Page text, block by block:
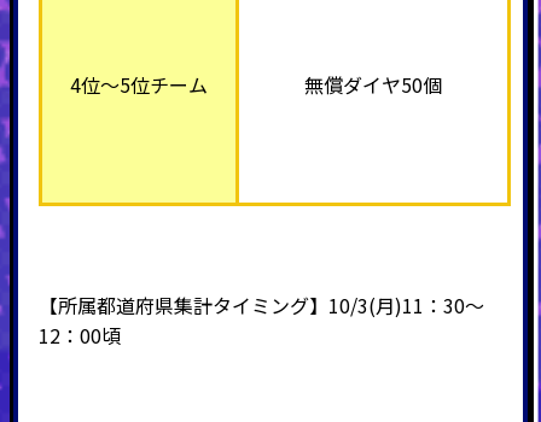
4位～5位チーム 無償ダイヤ50個
【所属都道府県集計タイミング】10/3(月)11：30～
12：00頃